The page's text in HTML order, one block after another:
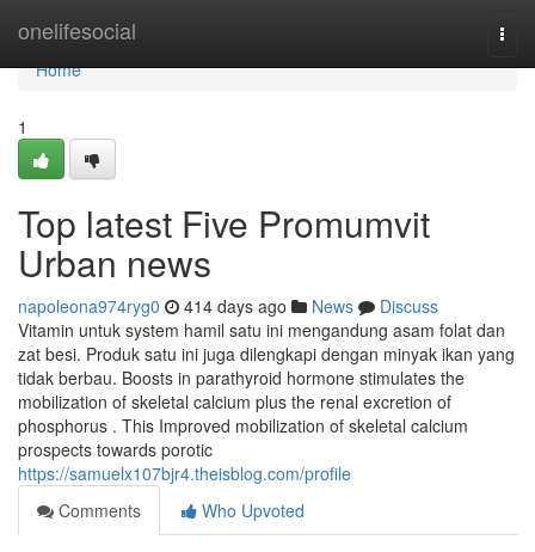
onelifesocial
Home
Home
1
Top latest Five Promumvit
Urban news
napoleona974ryg0 414 days ago News
Discuss
Vitamin untuk system hamil satu ini mengandung asam folat dan
zat besi. Produk satu ini juga dilengkapi dengan minyak ikan yang
tidak berbau. Boosts in parathyroid hormone stimulates the
mobilization of skeletal calcium plus the renal excretion of
phosphorus . This Improved mobilization of skeletal calcium
prospects towards porotic
https://samuelx107bjr4.theisblog.com/profile
Comments
Who Upvoted